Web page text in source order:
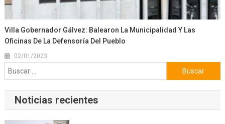
Villa Gobernador Gálvez: Balearon La Municipalidad Y Las
Oficinas De La Defensoría Del Pueblo
02/01/2023
Buscar:
Noticias recientes